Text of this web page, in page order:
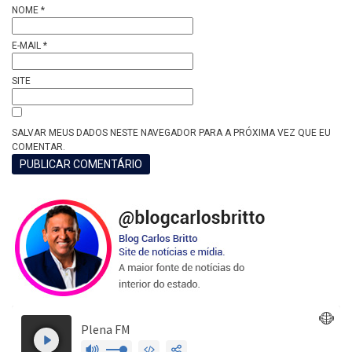
NOME *
E-MAIL *
SITE
SALVAR MEUS DADOS NESTE NAVEGADOR PARA A PRÓXIMA VEZ QUE EU
COMENTAR.